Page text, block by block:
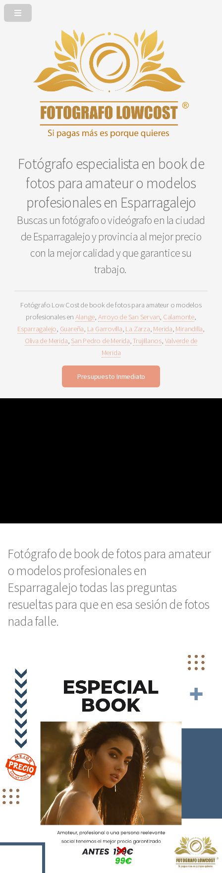
Fotógrafo especialista en book de
fotos para amateur o modelos
profesionales en Esparragalejo
Buscas un fotógrafo o videógrafo en la ciudad
de Esparragalejo y provincia al mejor precio
con la mejor calidad y que garantice su
trabajo.
Fotógrafo Low Cost de book de fotos para amateur o modelos
profesionales en Alange, Arroyo de San Servan, Calamonte,
Esparragalejo, Guareña, La Garrovilla, La Zarza, Merida, Mirandilla,
Oliva de Merida, San Pedro de Merida,Trujillanos, Valverde de
Merida
Presupuesto Inmediato
Fotógrafo de book de fotos para amateur
o modelos profesionales en
Esparragalejo todas las preguntas
resueltas para que en esa sesión de fotos
nada falle.